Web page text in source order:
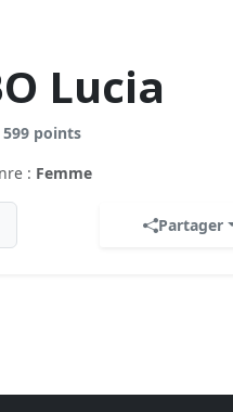
Lucia
599 points
: Femme
Partager